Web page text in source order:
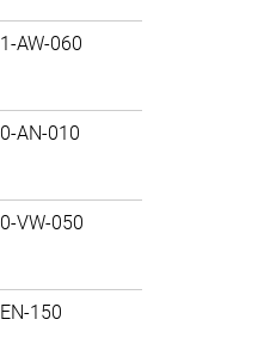
1-AW-060
0-AN-010
0-VW-050
EN-150